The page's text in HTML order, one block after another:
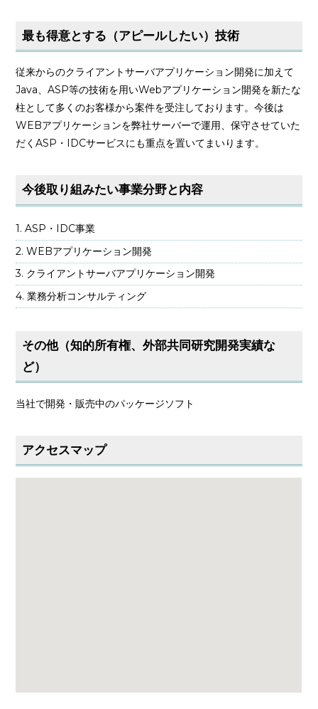
最も得意とする（アピールしたい）技術
従来からのクライアントサーバアプリケーション開発に加えて
Java、ASP等の技術を用いWebアプリケーション開発を新たな
柱として多くのお客様から案件を受注しております。今後は
WEBアプリケーションを弊社サーバーで運用、保守させていた
だくASP・IDCサービスにも重点を置いてまいります。
今後取り組みたい事業分野と内容
ASP・IDC事業
WEBアプリケーション開発
クライアントサーバアプリケーション開発
業務分析コンサルティング
その他（知的所有権、外部共同研究開発実績な
ど）
当社で開発・販売中のパッケージソフト
アクセスマップ